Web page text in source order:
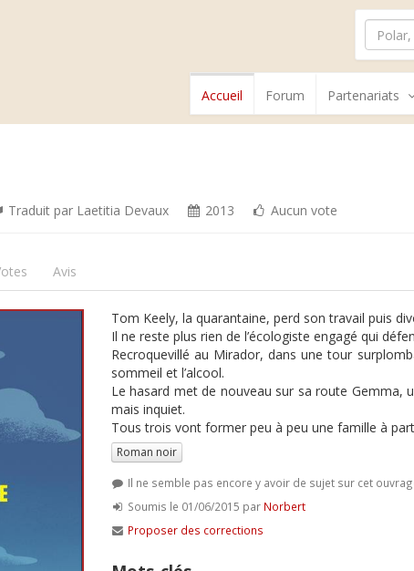
Accueil Forum Partenariats
Traduit par Laetitia Devaux 2013 Aucun vote
Avis
Tom Keely, la quarantaine, perd son travail puis
Il ne reste plus rien de l’écologiste engagé qui
Recroquevillé au Mirador, dans une tour
sommeil et l’alcool.
Le hasard met de nouveau sur sa route Gemma,
mais inquiet.
Tous trois vont former peu à peu une famille à
Roman noir
Il ne semble pas encore y avoir de sujet sur cet
Soumis le 01/06/2015 par Norbert
Proposer des corrections